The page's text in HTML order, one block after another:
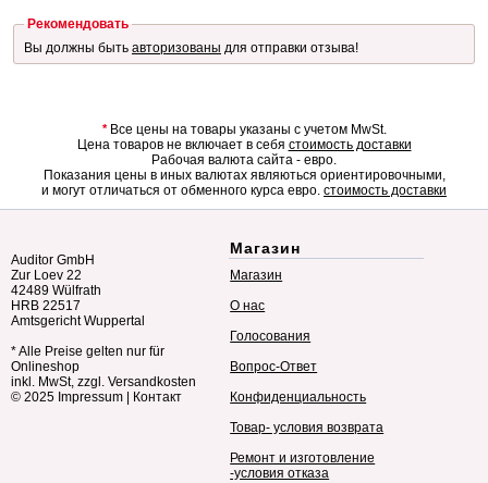
Рекомендовать
Вы должны быть авторизованы для отправки отзыва!
*Все цены на товары указаны с учетом MwSt.
Цена товаров не включает в себя стоимость доставки
Рабочая валюта сайта - евро.
Показания цены в иных валютах являються ориентировочными,
и могут отличаться от обменного курса евро. стоимость доставки
Auditor GmbH
Zur Loev 22
42489 Wülfrath
HRB 22517
Amtsgericht Wuppertal
* Alle Preise gelten nur für
Onlineshop
inkl. MwSt, zzgl. Versandkosten
© 2025 Impressum Контакт
Магазин
Магазин
О нас
Голосования
Вопрос-Ответ
Конфиденциальность
Товар- условия возврата
Ремонт и изготовление
-условия отказа